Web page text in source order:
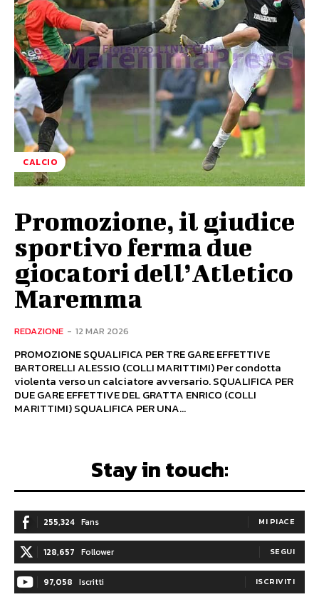
CALCIO
Promozione, il giudice
sportivo ferma due
giocatori dell’Atletico
Maremma
REDAZIONE - 12 MAR 2026
PROMOZIONE SQUALIFICA PER TRE GARE EFFETTIVE
BARTORELLI ALESSIO (COLLI MARITTIMI) Per condotta
violenta verso un calciatore avversario. SQUALIFICA PER
DUE GARE EFFETTIVE DEL GRATTA ENRICO (COLLI
MARITTIMI) SQUALIFICA PER UNA...
Stay in touch:
255,324 Fans MI PIACE
128,657 Follower SEGUI
97,058 Iscritti ISCRIVITI